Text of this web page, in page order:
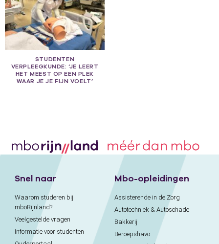
STUDENTEN
VERPLEEGKUNDE: ‘JE LEERT
HET MEEST OP EEN PLEK
WAAR JE JE FIJN VOELT’
Snel naar
Waarom studeren bij
mboRijnland?
Veelgestelde vragen
Informatie voor studenten
Mbo-opleidingen
Assisterende in de Zorg
Autotechniek & Autoschade
Bakkerij
Beroepshavo